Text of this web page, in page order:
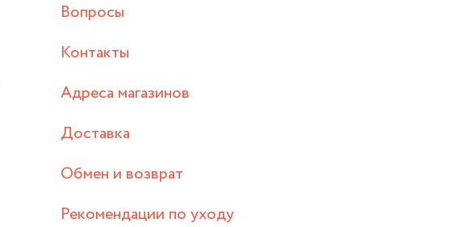
Вопросы
Контакты
Адреса магазинов
Доставка
Обмен и возврат
Рекомендации по уходу